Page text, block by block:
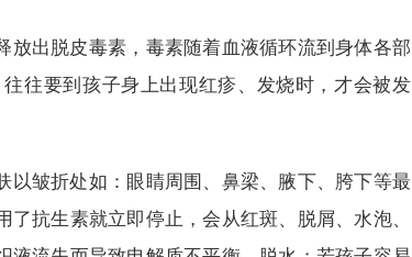
出脱皮毒素，毒素随着血液循环流到身体各部
往要到孩子身上出现红疹、发烧时，才会被发
皱折处如：眼睛周围、鼻梁、腋下、胯下等最
抗生素就立即停止，会从红斑、脱屑、水泡、